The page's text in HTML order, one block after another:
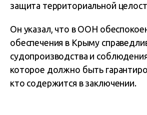
защита территориальной
Он указал, что в ООН
обеспечения в Крыму
судопроизводства и
которое должно быть
кто содержится в заключении.